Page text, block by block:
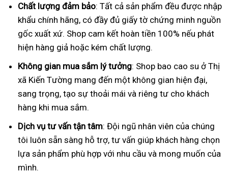
Chất lượng đảm bảo: Tất cả sản phẩm đều được nhập
khẩu chính hãng, có đầy đủ giấy tờ chứng minh nguồn
gốc xuất xứ. Shop cam kết hoàn tiền 100% nếu phát
hiện hàng giả hoặc kém chất lượng.
Không gian mua sắm lý tưởng: Shop bao cao su ở Thị
xã Kiến Tường mang đến một không gian hiện đại,
sang trọng, tạo sự thoải mái và riêng tư cho khách
hàng khi mua sắm.
Dịch vụ tư vấn tận tâm: Đội ngũ nhân viên của chúng
tôi luôn sẵn sàng hỗ trợ, tư vấn giúp khách hàng chọn
lựa sản phẩm phù hợp với nhu cầu và mong muốn của
mình.